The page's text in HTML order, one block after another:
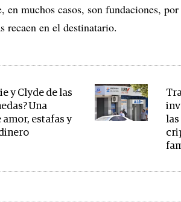
en muchos casos, son fundaciones,
recaen en el destinatario.
y Clyde de las
Una
estafas y
las